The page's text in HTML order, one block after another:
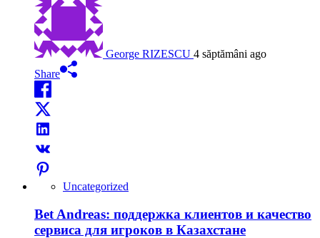
George RIZESCU 4 săptămâni ago
Share
Uncategorized
Bet Andreas: поддержка клиентов и качество
сервиса для игроков в Казахстане